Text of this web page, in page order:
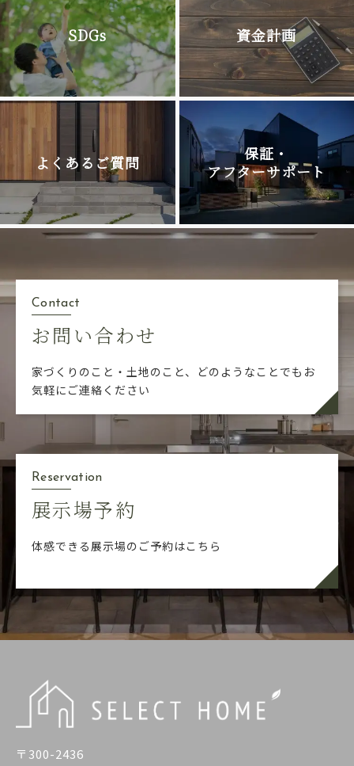
SDGs 資金計画
よくあるご質問
保証・
アフターサポート
Contact
お問い合わせ
家づくりのこと・土地のこと、どのようなことでも お
気軽にご連絡ください
Reservation
展示場予約
体感できる展示場のご予約はこちら
〒300-2436